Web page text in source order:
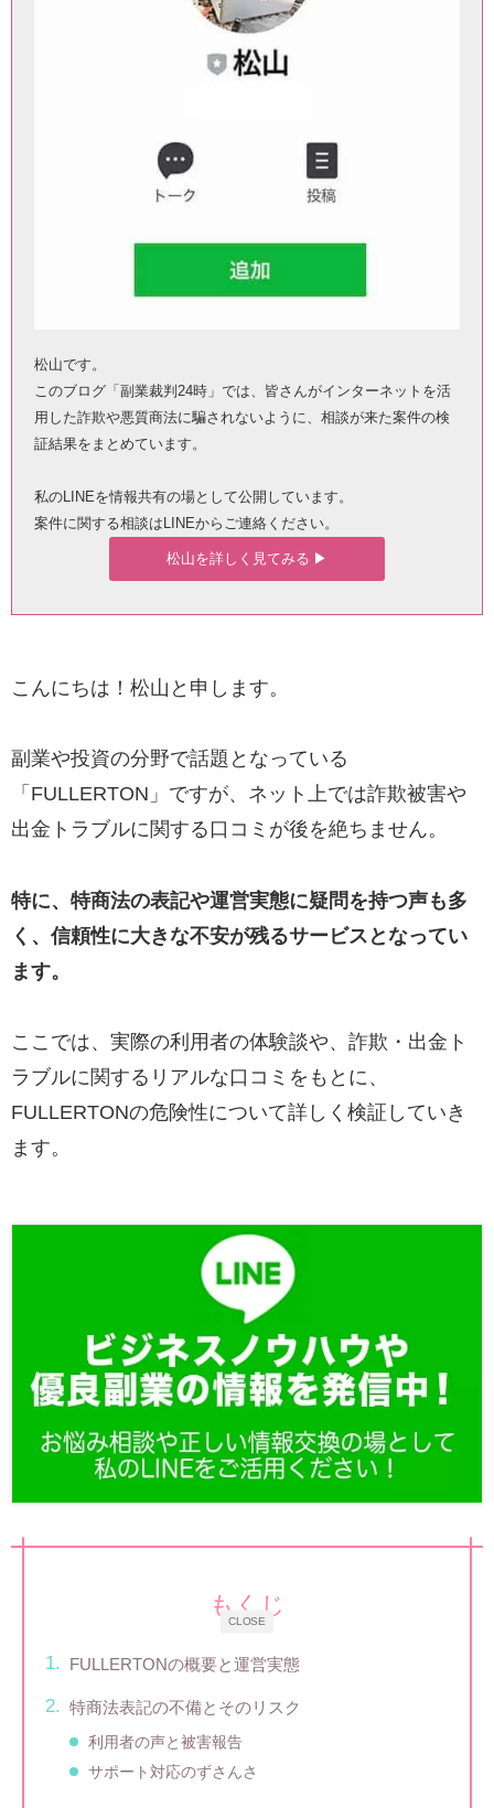
松山です。
このブログ「副業裁判24時」では、皆さんがインターネットを活
用した詐欺や悪質商法に騙されないように、相談が来た案件の検
証結果をまとめています。
私のLINEを情報共有の場として公開しています。
案件に関する相談はLINEからご連絡ください。
松山を詳しく見てみる ▶︎
こんにちは！松山と申します。
副業や投資の分野で話題となっている
「FULLERTON」ですが、ネット上では詐欺被害や
出金トラブルに関する口コミが後を絶ちません。
特に、特商法の表記や運営実態に疑問を持つ声も多
く、信頼性に大きな不安が残るサービスとなってい
ます。
ここでは、実際の利用者の体験談や、詐欺・出金ト
ラブルに関するリアルな口コミをもとに、
FULLERTONの危険性について詳しく検証していき
ます。
CLOSE
もくじ
FULLERTONの概要と運営実態
特商法表記の不備とそのリスク
利用者の声と被害報告
サポート対応のずさんさ